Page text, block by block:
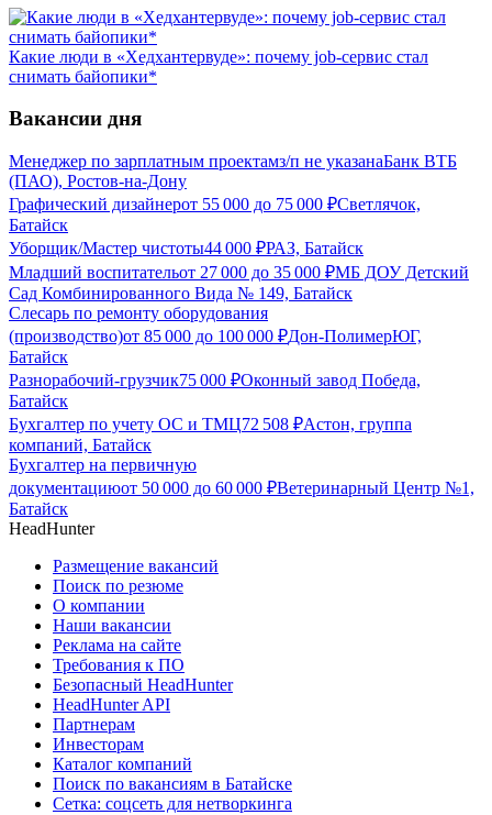
Какие люди в «Хедхантервуде»: почему job-сервис стал
снимать байопики*
Вакансии дня
Менеджер по зарплатным проектамз/п не указанаБанк ВТБ
(ПАО), Ростов-на-Дону
Графический дизайнерот 55 000 до 75 000 ₽Светлячок,
Батайск
Уборщик/Мастер чистоты44 000 ₽РАЗ, Батайск
Младший воспитательот 27 000 до 35 000 ₽МБ ДОУ Детский
Сад Комбинированного Вида № 149, Батайск
Слесарь по ремонту оборудования
(производство)от 85 000 до 100 000 ₽Дон-ПолимерЮГ,
Батайск
Разнорабочий-грузчик75 000 ₽Оконный завод Победа,
Батайск
Бухгалтер по учету ОС и ТМЦ72 508 ₽Астон, группа
компаний, Батайск
Бухгалтер на первичную
документациюот 50 000 до 60 000 ₽Ветеринарный Центр №1,
Батайск
HeadHunter
Размещение вакансий
Поиск по резюме
О компании
Наши вакансии
Реклама на сайте
Требования к ПО
Безопасный HeadHunter
HeadHunter API
Партнерам
Инвесторам
Каталог компаний
Поиск по вакансиям в Батайске
Сетка: соцсеть для нетворкинга